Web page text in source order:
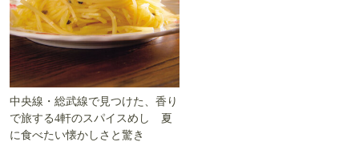
中央線・総武線で見つけた、香り
で旅する4軒のスパイスめし 夏
に食べたい懐かしさと驚き